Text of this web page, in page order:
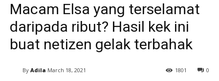
Macam Elsa yang terselamat
daripada ribut? Hasil kek ini
buat netizen gelak terbahak
By Adila March 18, 2021 0
1801